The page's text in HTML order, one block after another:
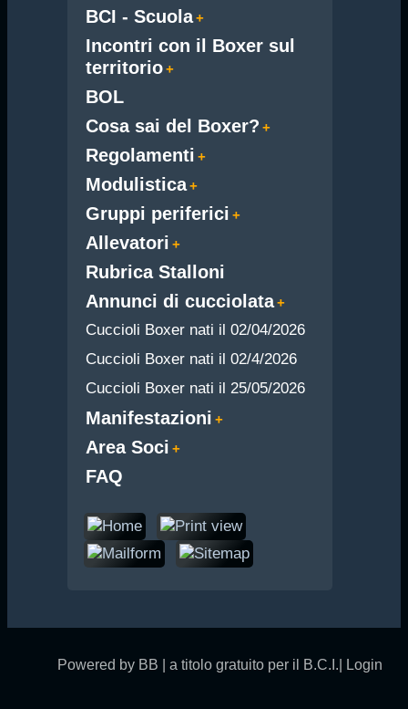
BCI - Scuola
Incontri con il Boxer sul
territorio
BOL
Cosa sai del Boxer?
Regolamenti
Modulistica
Gruppi periferici
Allevatori
Rubrica Stalloni
Annunci di cucciolata
Cuccioli Boxer nati il 02/04/2026
Cuccioli Boxer nati il 02/4/2026
Cuccioli Boxer nati il 25/05/2026
Manifestazioni
Area Soci
FAQ
Powered by BB | a titolo gratuito per il B.C.I.| Login